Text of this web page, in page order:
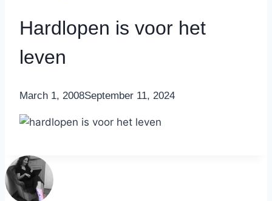
Hardlopen is voor het
leven
ByNicole
March 1, 2008September 11, 2024